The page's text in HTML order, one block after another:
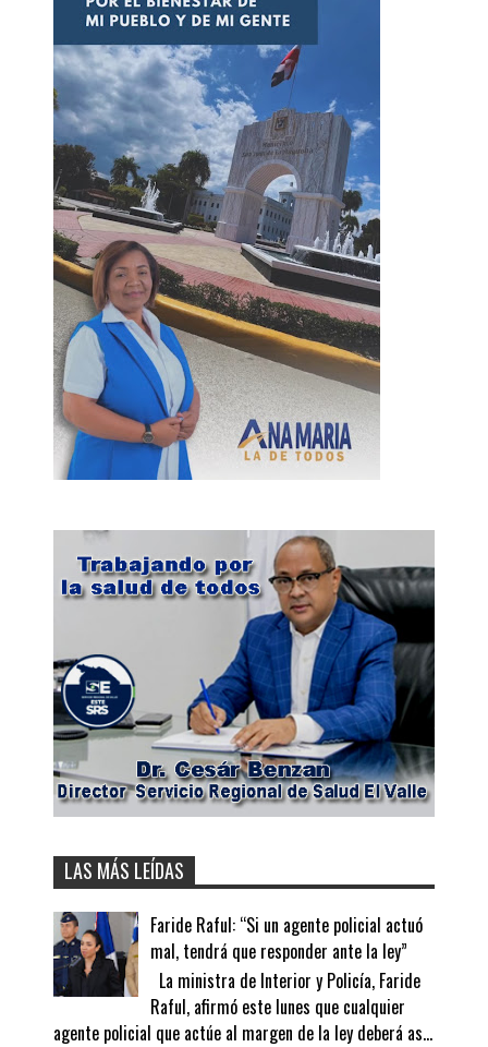
LAS MÁS LEÍDAS
Faride Raful: “Si un agente policial actuó
mal, tendrá que responder ante la ley”
La ministra de Interior y Policía, Faride
Raful, afirmó este lunes que cualquier
agente policial que actúe al margen de la ley deberá as...